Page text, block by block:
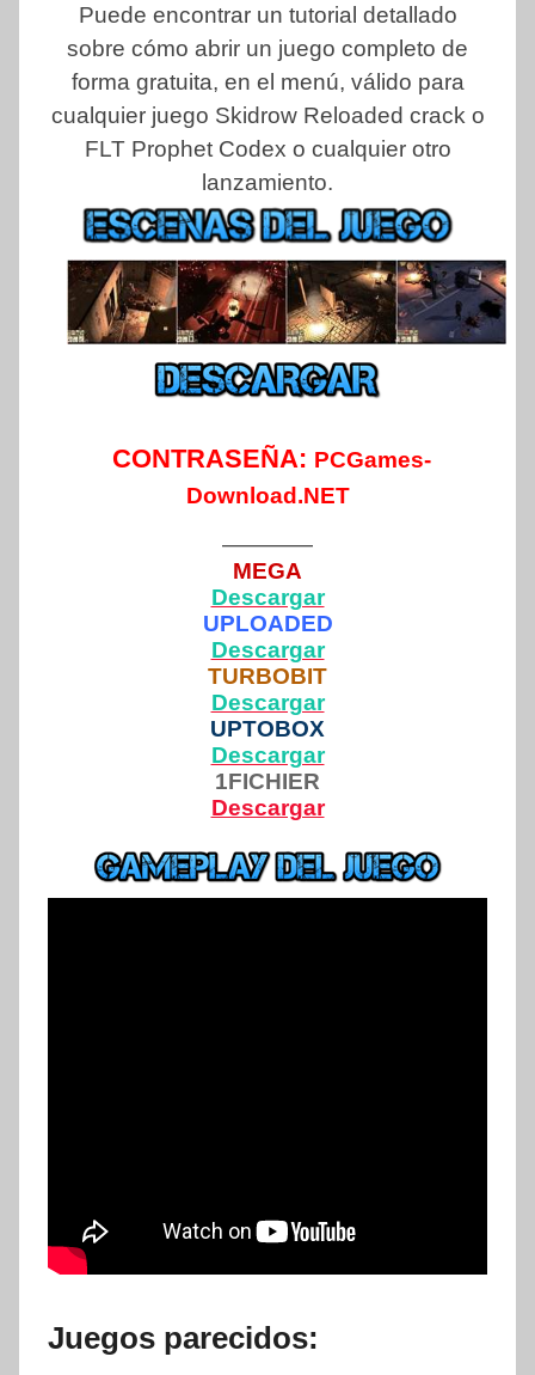
Puede encontrar un tutorial detallado
sobre cómo abrir un juego completo de
forma gratuita, en el menú, válido para
cualquier juego Skidrow Reloaded crack o
FLT Prophet Codex o cualquier otro
lanzamiento.
CONTRASEÑA: PCGames-
Download.NET
————
MEGA
Descargar
UPLOADED
Descargar
TURBOBIT
Descargar
UPTOBOX
Descargar
1FICHIER
Descargar
Juegos parecidos: